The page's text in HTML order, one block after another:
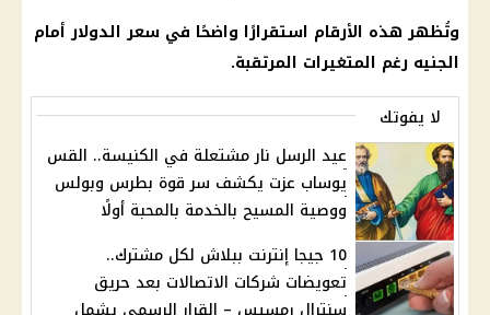
وتُظهر هذه الأرقام استقرارًا واضحًا في سعر الدولار أمام
الجنيه رغم المتغيرات المرتقبة.
لا يفوتك
عيد الرسل نار مشتعلة في الكنيسة.. القس
يوساب عزت يكشف سر قوة بطرس وبولس
ووصية المسيح بالخدمة بالمحبة أولًا
10 جيجا إنترنت ببلاش لكل مشترك..
تعويضات شركات الاتصالات بعد حريق